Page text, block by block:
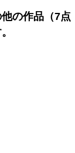
の作品（7点